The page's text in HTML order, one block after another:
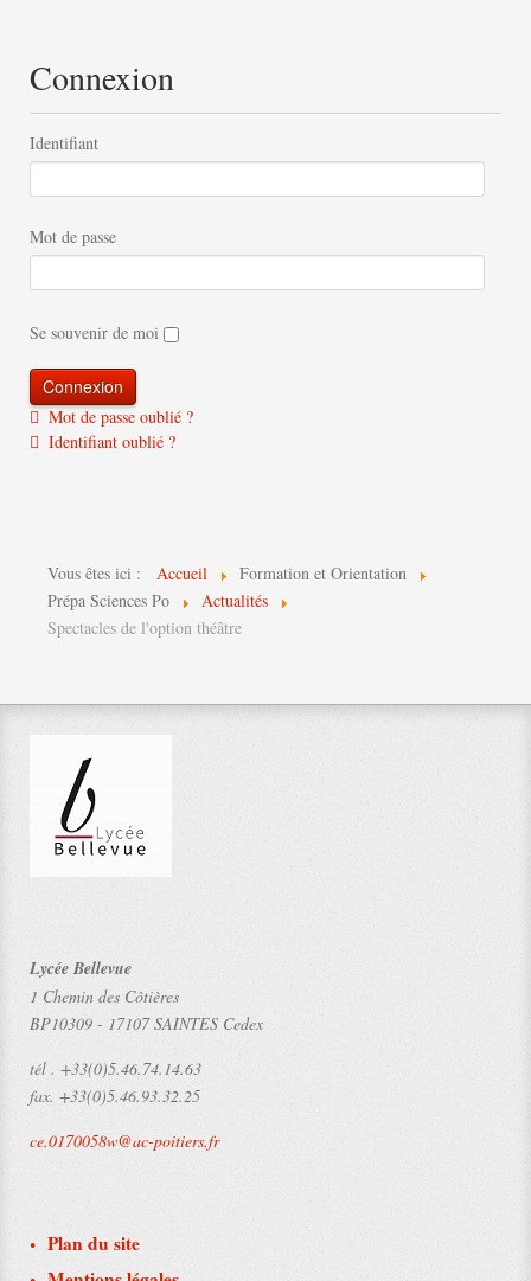
Connexion
Identifiant
Mot de passe
Se souvenir de moi
Mot de passe oublié ?
Identifiant oublié ?
Vous êtes ici : Accueil
Formation et Orientation
Prépa Sciences Po
Actualités
Spectacles de l'option théâtre
Lycée Bellevue
1 Chemin des Côtières
BP10309 - 17107 SAINTES Cedex
tél . +33(0)5.46.74.14.63
fax. +33(0)5.46.93.32.25
ce.0170058w@ac-poitiers.fr
Plan du site